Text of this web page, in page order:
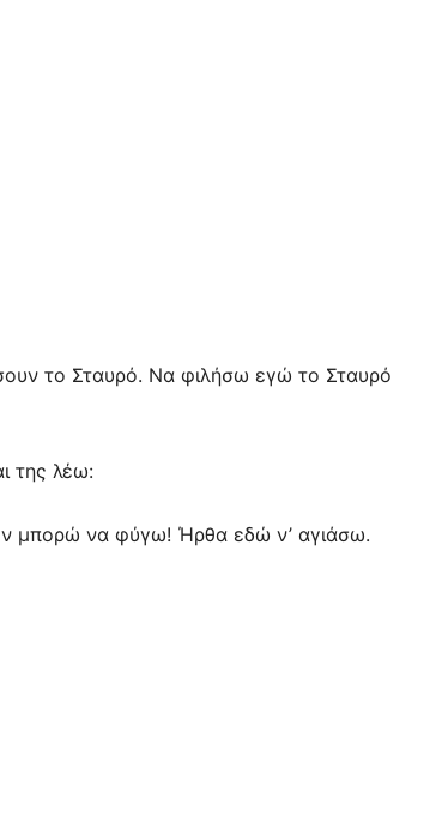
το Σταυρό. Να φιλήσω εγώ το Σταυρό
της λέω:
μπορώ να φύγω! Ήρθα εδώ ν’ αγιάσω.